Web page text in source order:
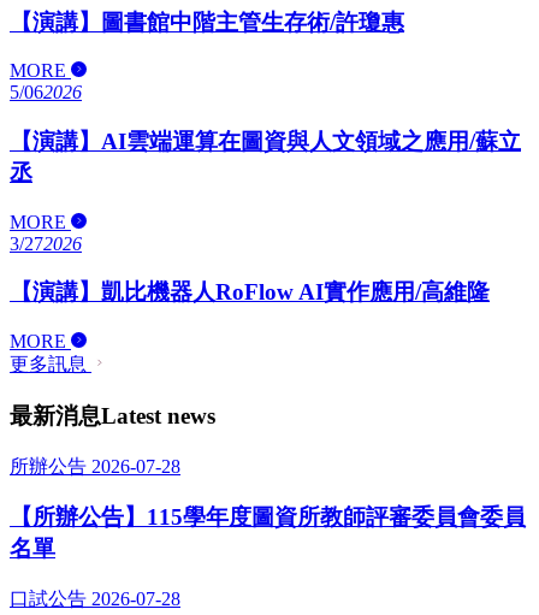
【演講】圖書館中階主管生存術/許瓊惠
MORE
5/062026
【演講】AI雲端運算在圖資與人文領域之應用/蘇立
丞
MORE
3/272026
【演講】凱比機器人RoFlow AI實作應用/高維隆
MORE
更多訊息
最新消息Latest news
所辦公告 2026-07-28
【所辦公告】115學年度圖資所教師評審委員會委員
名單
口試公告 2026-07-28